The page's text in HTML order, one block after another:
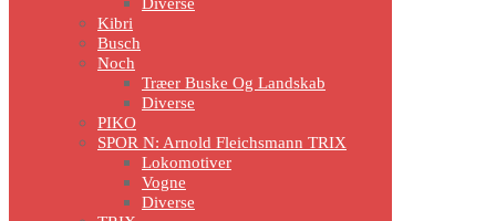
Kibri
Busch
Noch
Træer Buske Og Landskab
Diverse
PIKO
SPOR N: Arnold Fleichsmann TRIX
Lokomotiver
Vogne
Diverse